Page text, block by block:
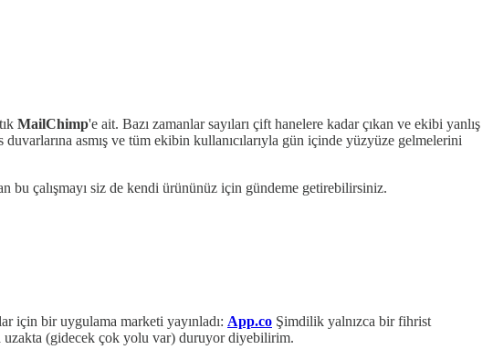
MailChimp'e ait. Bazı zamanlar sayıları çift hanelere kadar çıkan ve ekibi yanlış
asmış ve tüm ekibin kullanıcılarıyla gün içinde yüzyüze gelmelerini
bu çalışmayı siz de kendi ürününüz için gündeme getirebilirsiniz.
için bir uygulama marketi yayınladı: App.co Şimdilik yalnızca bir fihrist
uzakta (gidecek çok yolu var) duruyor diyebilirim.